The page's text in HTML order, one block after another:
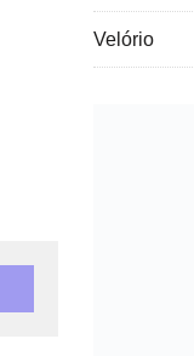
Velório